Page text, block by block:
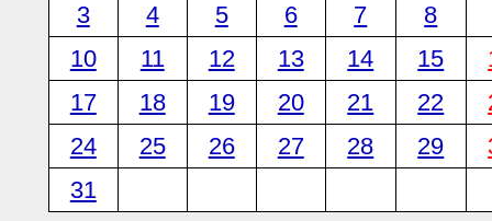
3
4 5 6 7
8
10
11 12 13 14 15
17
18 19 20 21 22
24
25 26 27 28 29
31